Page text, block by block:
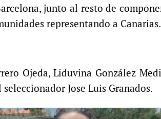
junto al resto de
representando a Canarias.
Ojeda, Liduvina González
Jose Luis Granados.